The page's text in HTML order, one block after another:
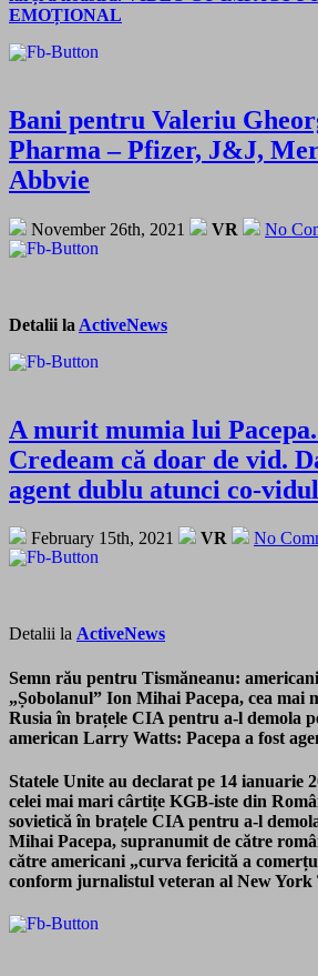
EMOȚIONAL
Bani pentru Valeriu
Pharma – Pfizer, J&J,
Abbvie
November 26th, 2021 VR No
Detalii la ActiveNews
A murit mumia lui
Credeam că doar de vid.
agent dublu atunci co-
February 15th, 2021 VR No
Detalii la ActiveNews
Semn rău pentru Tismăneanu:
„Șobolanul” Ion Mihai Pacepa, cea mai
Rusia în brațele CIA pentru a-l demola
american Larry Watts: Pacepa a fost
Statele Unite au declarat pe 14 ianuarie
celei mai mari cârtițe KGB-iste din
sovietică în brațele CIA pentru a-l
Mihai Pacepa, supranumit de către
către americani „curva fericită a
conform jurnalistul veteran al New York